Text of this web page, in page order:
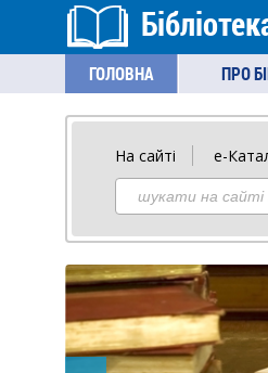
ГОЛОВНА ПРО
На сайті е-